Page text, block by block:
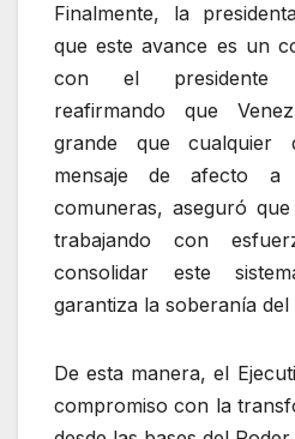
Finalmente, la
que este avance es un
con el presidente
reafirmando que
grande que cualquier
mensaje de afecto
comuneras, aseguró
trabajando con
consolidar este
garantiza la soberanía del
De esta manera, el
compromiso con la